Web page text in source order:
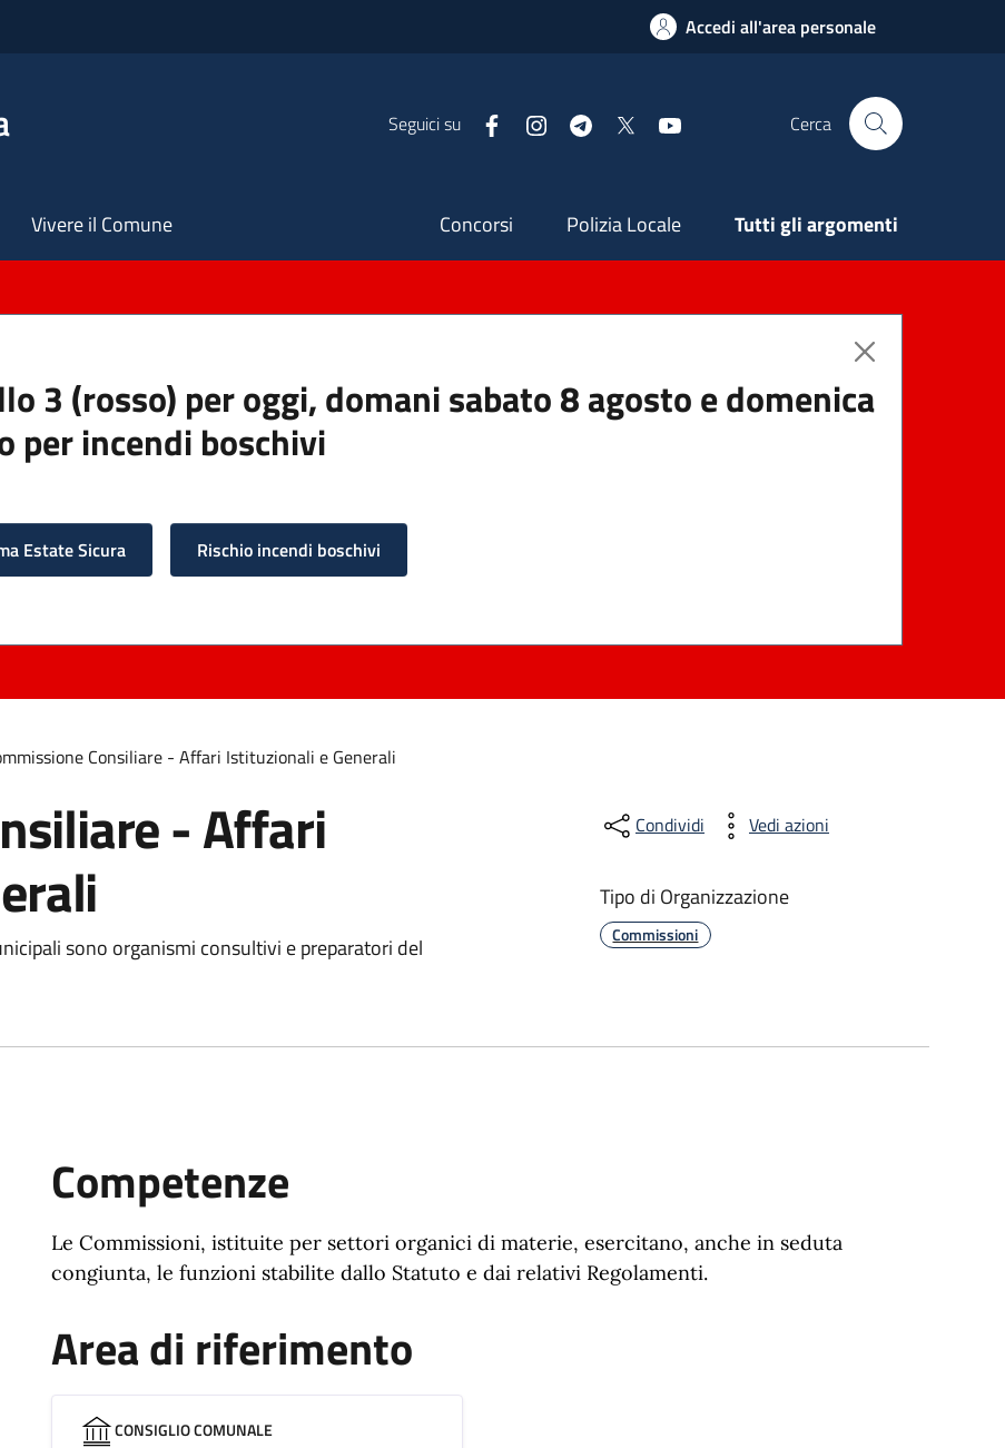
Accedi all'area personale
Seguici su FacebookInstagramTelegram Cerca
Vivere il Comune Secondaria
Concorsi Polizia Locale Tutti gli argomenti
3 (rosso) per oggi, domani sabato 8 agosto e domenica
per incendi boschivi
Estate Sicura Rischio incendi boschivi
Consiliare - Affari Istituzionali e Generali
- Affari
sono organismi consultivi e preparatori del
Condividi Vedi azioni
Tipo di Organizzazione
Commissioni
Competenze
Le Commissioni, istituite per settori organici di materie, esercitano, anche in seduta
congiunta, le funzioni stabilite dallo Statuto e dai relativi Regolamenti.
Area di riferimento
CONSIGLIO COMUNALE